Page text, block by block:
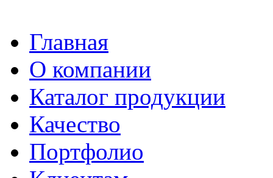
Главная
О компании
Каталог продукции
Качество
Портфолио